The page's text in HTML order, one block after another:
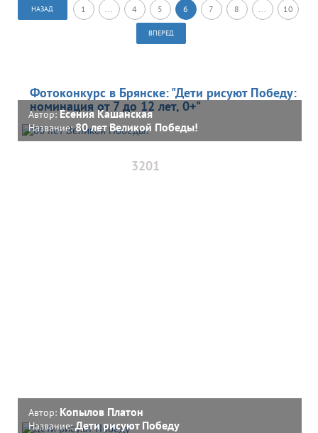
НАЗАД 1 4 5 6 7 8 10
ВПЕРЕД
Фотоконкурс в Брянске: "Дети рисуют Победу:
номинация от 7 до 12 лет, 0+"
Автор:Есения Кашанская
Название:80 лет Великой Победы!
3201
Автор: Копылов Платон
Название:Дети рисуют Победу